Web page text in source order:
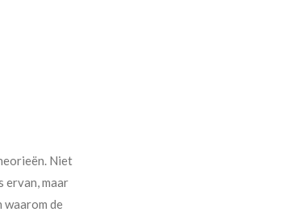
Niet
ervan, maar
waarom de